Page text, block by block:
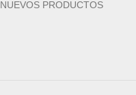
NUEVOS PRODUCTOS